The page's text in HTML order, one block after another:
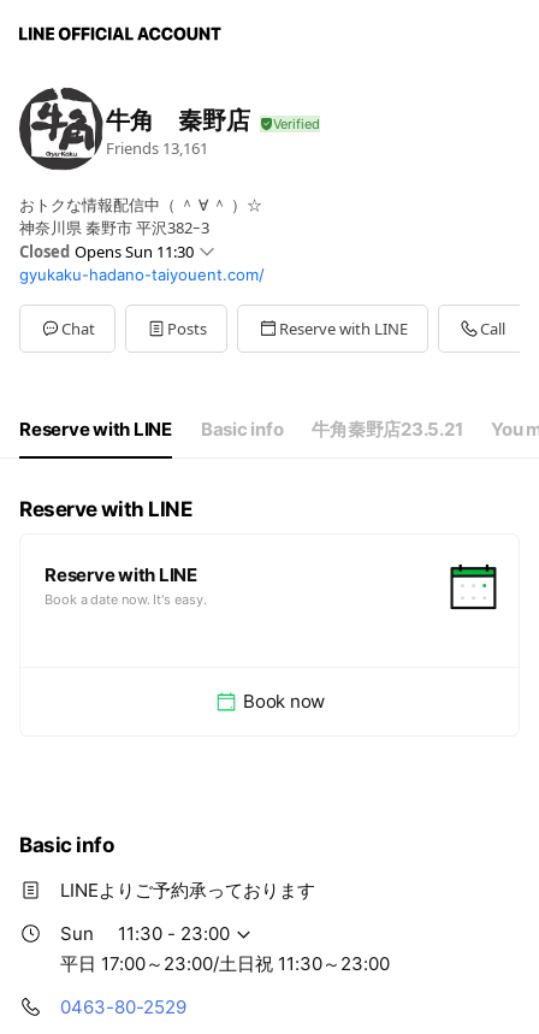
牛角 秦野店
Friends 13,161
おトクな情報配信中（ ＾ ∀ ＾ ）☆
神奈川県 秦野市 平沢382ｰ3
Closed Opens Sun 11:30
Sun11:30 - 23:00
Mon17:00 - 23:00
Tue17:00 - 23:00
Wed17:00 - 23:00
11:30 - 23:00
平日 17:00～23:00/土日祝 11:30～23:00
gyukaku-hadano-taiyouent.com/
Chat Posts Reserve with LINE Call
Reserve with LINE Basic info 牛角秦野店23.5.21 You
Reserve with LINE
Reserve with LINE
Book a date now. It's easy.
Book now
Basic info
LINEよりご予約承っております
Sun
11:30 - 23:00
平日 17:00～23:00/土日祝 11:30～23:00
0463-80-2529